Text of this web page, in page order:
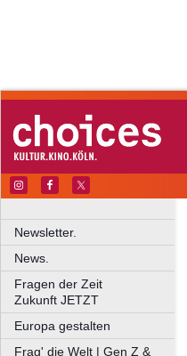
Newsletter.
News.
Fragen der Zeit
Zukunft JETZT
Europa gestalten
Frag' die Welt | Gen Z &